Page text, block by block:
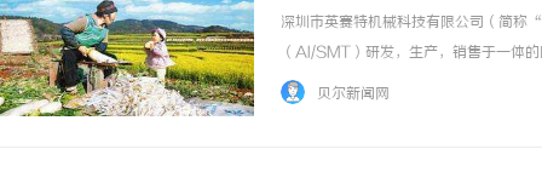
深圳市英赛特机械科技有限公司（简
（AI/SMT）研发，生产，销售于一体
国内自动化设备之先河，优质之产品致
贝尔新闻网
步履赴京华 逐光赴山海｜36名小马驹北京游
学圆满收官